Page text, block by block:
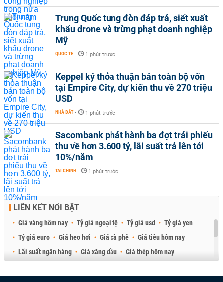
Trung Quốc tung đòn đáp trả, siết xuất
khẩu drone và trừng phạt doanh nghiệp
Mỹ
QUỐC TẾ - 1 phút trước
Keppel ký thỏa thuận bán toàn bộ vốn
tại Empire City, dự kiến thu về 270 triệu
USD
NHÀ ĐẤT - 1 phút trước
Sacombank phát hành ba đợt trái phiếu
thu về hơn 3.600 tỷ, lãi suất trả lên tới
10%/năm
TÀI CHÍNH - 1 phút trước
LIÊN KẾT NỔI BẬT
Giá vàng hôm nay Tỷ giá ngoại tệ Tỷ giá usd
Tỷ giá yen
Tỷ giá euro
Giá heo hơi Giá cà phê
Giá tiêu hôm nay
Lãi suất ngân hàng
Giá xăng dầu
Giá thép hôm nay